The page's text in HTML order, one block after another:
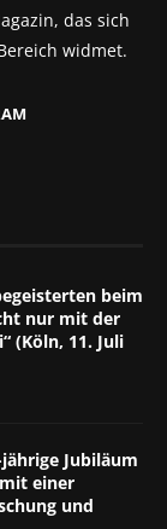
das sich
widmet.
beim
nur mit der
(Köln, 11. Juli
Jubiläum
einer
und